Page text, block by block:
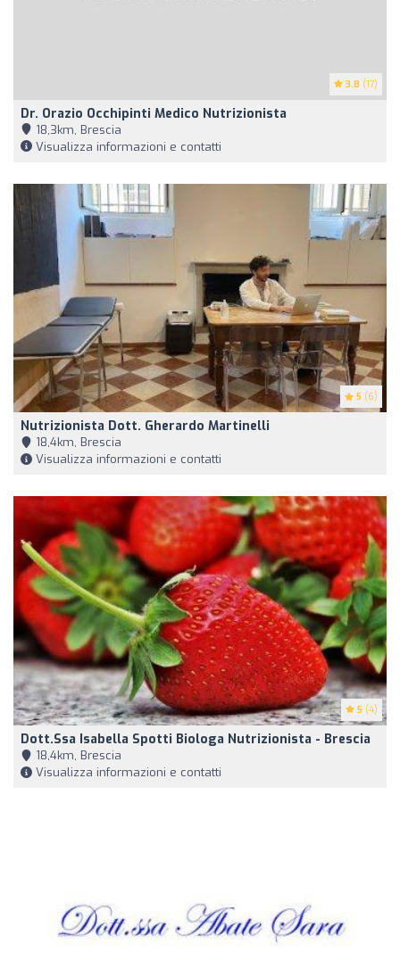
3.8 (17)
Dr. Orazio Occhipinti Medico Nutrizionista
18,3km, Brescia
Visualizza informazioni e contatti
5 (6)
Nutrizionista Dott. Gherardo Martinelli
18,4km, Brescia
Visualizza informazioni e contatti
5 (4)
Dott.ssa Isabella Spotti Biologa Nutrizionista - Brescia
18,4km, Brescia
Visualizza informazioni e contatti